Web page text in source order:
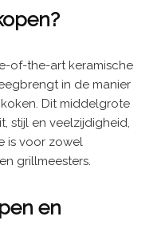
of-the-art keramische
in de manier
Dit middelgrote
stijl en veelzijdigheid,
is voor zowel
grillmeesters.
en